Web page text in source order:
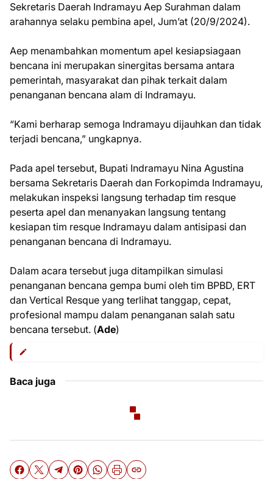
Sekretaris Daerah Indramayu Aep Surahman dalam
arahannya selaku pembina apel, Jum’at (20/9/2024).
Aep menambahkan momentum apel kesiapsiagaan
bencana ini merupakan sinergitas bersama antara
pemerintah, masyarakat dan pihak terkait dalam
penanganan bencana alam di Indramayu.
“Kami berharap semoga Indramayu dijauhkan dan tidak
terjadi bencana,” ungkapnya.
Pada apel tersebut, Bupati Indramayu Nina Agustina
bersama Sekretaris Daerah dan Forkopimda Indramayu,
melakukan inspeksi langsung terhadap tim resque
peserta apel dan menanyakan langsung tentang
kesiapan tim resque Indramayu dalam antisipasi dan
penanganan bencana di Indramayu.
Dalam acara tersebut juga ditampilkan simulasi
penanganan bencana gempa bumi oleh tim BPBD, ERT
dan Vertical Resque yang terlihat tanggap, cepat,
profesional mampu dalam penanganan salah satu
bencana tersebut. (Ade)
Baca juga